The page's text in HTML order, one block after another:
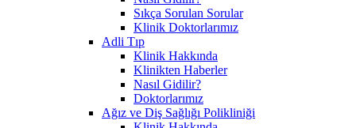
Sıkça Sorulan Sorular
Klinik Doktorlarımız
Adli Tıp
Klinik Hakkında
Klinikten Haberler
Nasıl Gidilir?
Doktorlarımız
Ağız ve Diş Sağlığı Polikliniği